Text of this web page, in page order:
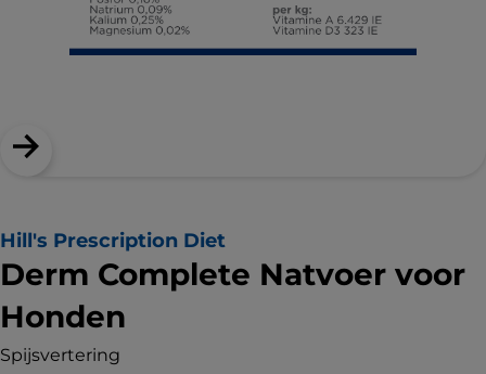
Hill's Prescription Diet
Derm Complete Natvoer voor
Honden
Spijsvertering